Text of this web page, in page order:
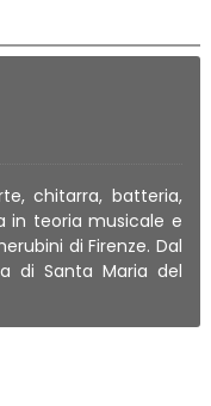
chitarra, batteria,
in teoria musicale e
di Firenze. Dal
di Santa Maria del